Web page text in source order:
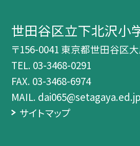
世田谷区立下北沢小
〒156-0041 東京都世田谷区
TEL. 03-3468-0291
FAX. 03-3468-6974
MAIL. dai065@setagaya.ed.jp
サイトマップ